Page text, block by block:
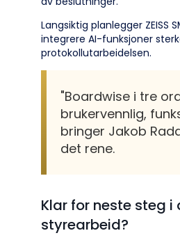
Langsiktig planlegger ZEISS
integrere AI-funksjoner
protokollutarbeidelsen.
"Boardwise i tre
brukervennlig,
bringer Jakob
det rene.
Klar for neste steg i
styrearbeid?